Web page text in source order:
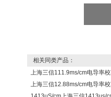
相关同类产品：
上海三信111.9ms/cm电导率
上海三信12.88ms/cm电导率